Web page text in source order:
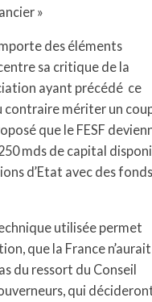
»
des éléments
sa critique de la
ayant précédé ce
contraire mériter un
que le FESF
mds de capital
d’Etat avec des fonds
utilisée permet
que la France n’aurait
du ressort du Conseil
qui